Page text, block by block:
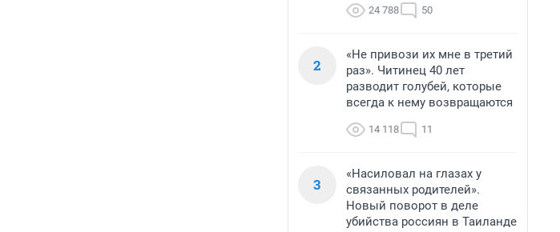
24 788 50
2
«Не привози их мне в третий
раз». Читинец 40 лет
разводит голубей, которые
всегда к нему возвращаются
14 118 11
3
«Насиловал на глазах у
связанных родителей».
Новый поворот в деле
убийства россиян в Таиланде